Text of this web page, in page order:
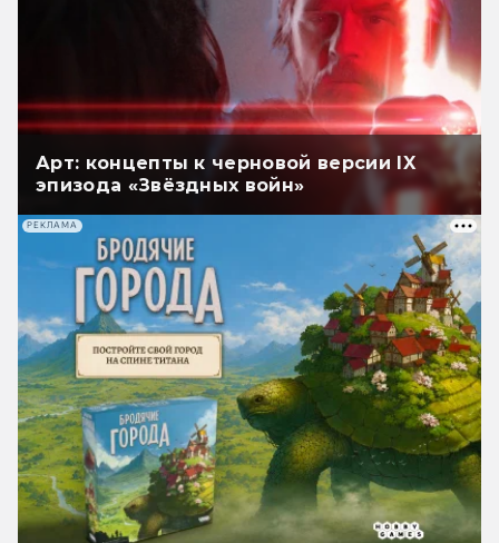
Арт: концепты к черновой версии IX
эпизода «Звёздных войн»
РЕКЛАМА